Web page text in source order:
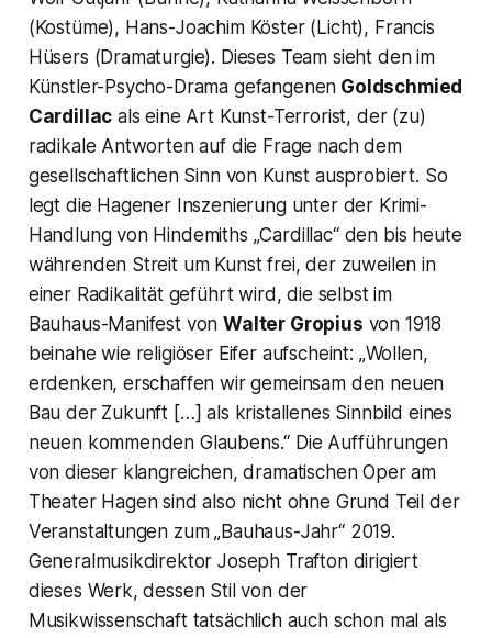
(Kostüme), Hans-Joachim Köster (Licht), Francis
Hüsers (Dramaturgie). Dieses Team sieht den im
Künstler-Psycho-Drama gefangenen Goldschmied
Cardillac als eine Art Kunst-Terrorist, der (zu)
radikale Antworten auf die Frage nach dem
gesellschaftlichen Sinn von Kunst ausprobiert. So
legt die Hagener Inszenierung unter der Krimi-
Handlung von Hindemiths „Cardillac“ den bis heute
währenden Streit um Kunst frei, der zuweilen in
einer Radikalität geführt wird, die selbst im
Bauhaus-Manifest vonWalter Gropius von 1918
beinahe wie religiöser Eifer aufscheint: „Wollen,
erdenken, erschaffen wir gemeinsam den neuen
Bau der Zukunft […] als kristallenes Sinnbild eines
neuen kommenden Glaubens.“ Die Aufführungen
von dieser klangreichen, dramatischen Oper am
Theater Hagen sind also nicht ohne Grund Teil der
Veranstaltungen zum „Bauhaus-Jahr“ 2019.
Generalmusikdirektor Joseph Trafton dirigiert
dieses Werk, dessen Stil von der
Musikwissenschaft tatsächlich auch schon mal als